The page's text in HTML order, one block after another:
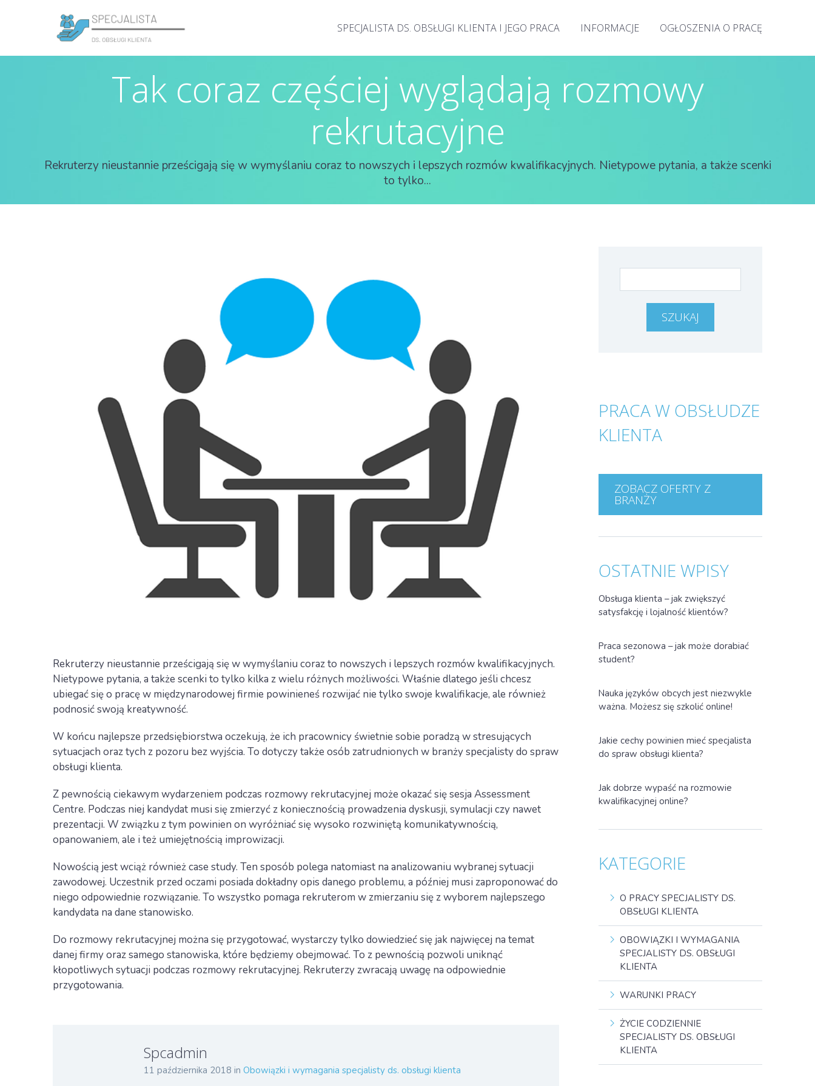
SPECJALISTA DS. OBSŁUGI KLIENTA I JEGO PRACA INFORMACJE OGŁOSZENIA O PRACĘ
Tak coraz częściej wyglądają rozmowy
rekrutacyjne
Rekruterzy nieustannie prześcigają się w wymyślaniu coraz to nowszych i lepszych rozmów kwalifikacyjnych. Nietypowe pytania, a także scenki
to tylko...
Rekruterzy nieustannie prześcigają się w wymyślaniu coraz to nowszych i lepszych rozmów kwalifikacyjnych.
Nietypowe pytania, a także scenki to tylko kilka z wielu różnych możliwości. Właśnie dlatego jeśli chcesz
ubiegać się o pracę w międzynarodowej firmie powinieneś rozwijać nie tylko swoje kwalifikacje, ale również
podnosić swoją kreatywność.
W końcu najlepsze przedsiębiorstwa oczekują, że ich pracownicy świetnie sobie poradzą w stresujących
sytuacjach oraz tych z pozoru bez wyjścia. To dotyczy także osób zatrudnionych w branży specjalisty do spraw
obsługi klienta.
Z pewnością ciekawym wydarzeniem podczas rozmowy rekrutacyjnej może okazać się sesja Assessment
Centre. Podczas niej kandydat musi się zmierzyć z koniecznością prowadzenia dyskusji, symulacji czy nawet
prezentacji. W związku z tym powinien on wyróżniać się wysoko rozwiniętą komunikatywnością,
opanowaniem, ale i też umiejętnością improwizacji.
Nowością jest wciąż również case study. Ten sposób polega natomiast na analizowaniu wybranej sytuacji
zawodowej. Uczestnik przed oczami posiada dokładny opis danego problemu, a później musi zaproponować do
niego odpowiednie rozwiązanie. To wszystko pomaga rekruterom w zmierzaniu się z wyborem najlepszego
kandydata na dane stanowisko.
Do rozmowy rekrutacyjnej można się przygotować, wystarczy tylko dowiedzieć się jak najwięcej na temat
danej firmy oraz samego stanowiska, które będziemy obejmować. To z pewnością pozwoli uniknąć
kłopotliwych sytuacji podczas rozmowy rekrutacyjnej. Rekruterzy zwracają uwagę na odpowiednie
przygotowania.
Spcadmin
11 października 2018 in Obowiązki i wymagania specjalisty ds. obsługi klienta
PRACA W OBSŁUDZE
KLIENTA
ZOBACZ OFERTY Z
BRANŻY
OSTATNIE WPISY
Obsługa klienta – jak zwiększyć
satysfakcję i lojalność klientów?
Praca sezonowa – jak może dorabiać
student?
Nauka języków obcych jest niezwykle
ważna. Możesz się szkolić online!
Jakie cechy powinien mieć specjalista
do spraw obsługi klienta?
Jak dobrze wypaść na rozmowie
kwalifikacyjnej online?
KATEGORIE
O PRACY SPECJALISTY DS.
OBSŁUGI KLIENTA
OBOWIĄZKI I WYMAGANIA
SPECJALISTY DS. OBSŁUGI
KLIENTA
WARUNKI PRACY
ŻYCIE CODZIENNIE
SPECJALISTY DS. OBSŁUGI
KLIENTA